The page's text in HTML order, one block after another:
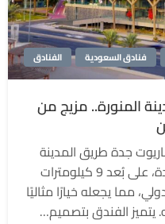
الفنادق فنادق السعودية
المنورة.. مزيج من
جدة طريق المدينة
المنورة في حي البوادي بمدينة جدة، على بُعد 9 كيلومترات
مما يجعله خيارًا مثاليًا
يتميز الفندق بتصميم…